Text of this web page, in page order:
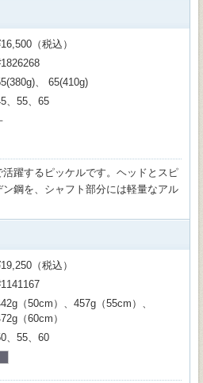
（税込）
、 65(410g)
、55、65
躍するピッケルです。ヘッドとスピ
鋼を、シャフト部分には軽量なアル
（税込）
（50cm）、457g（55cm）、
（60cm）
、55、60